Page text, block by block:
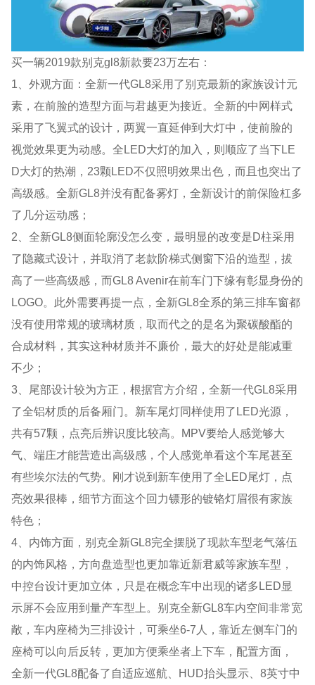
买一辆2019款别克gl8新款要23万左右：
1、外观方面：全新一代GL8采用了别克最新的家族设计元
素，在前脸的造型方面与君越更为接近。全新的中网样式
采用了飞翼式的设计，两翼一直延伸到大灯中，使前脸的
视觉效果更为动感。全LED大灯的加入，则顺应了当下LE
D大灯的热潮，23颗LED不仅照明效果出色，而且也突出了
高级感。全新GL8并没有配备雾灯，全新设计的前保险杠多
了几分运动感；
2、全新GL8侧面轮廓没怎么变，最明显的改变是D柱采用
了隐藏式设计，并取消了老款阶梯式侧窗下沿的造型，拔
高了一些高级感，而GL8 Avenir在前车门下缘有彰显身份的
LOGO。此外需要再提一点，全新GL8全系的第三排车窗都
没有使用常规的玻璃材质，取而代之的是名为聚碳酸酯的
合成材料，其实这种材质并不廉价，最大的好处是能减重
不少；
3、尾部设计较为方正，根据官方介绍，全新一代GL8采用
了全铝材质的后备厢门。新车尾灯同样使用了LED光源，
共有57颗，点亮后辨识度比较高。MPV要给人感觉够大
气、端庄才能营造出高级感，个人感觉单看这个车尾甚至
有些埃尔法的气势。刚才说到新车使用了全LED尾灯，点
亮效果很棒，细节方面这个回力镖形的镀铬灯眉很有家族
特色；
4、内饰方面，别克全新GL8完全摆脱了现款车型老气落伍
的内饰风格，方向盘造型也更加靠近新君威等家族车型，
中控台设计更加立体，只是在概念车中出现的诸多LED显
示屏不会应用到量产车型上。别克全新GL8车内空间非常宽
敞，车内座椅为三排设计，可乘坐6-7人，靠近左侧车门的
座椅可以向后反转，更加方便乘坐者上下车，配置方面，
全新一代GL8配备了自适应巡航、HUD抬头显示、8英寸中